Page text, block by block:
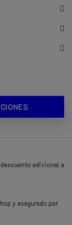
adicional a
y asegurado por